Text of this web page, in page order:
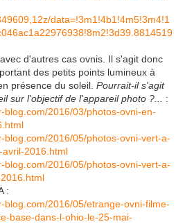
data=!3m1!4b1!4m5!3m4!1
d'autres cas ovnis. Il s'agit donc
des petits points lumineux à
présence du soleil. Pourrait-il s'agit
sur l'objectif de l'appareil photo ?... :
blog.com/2016/03/photos-ovni-en-
blog.com/2016/05/photos-ovni-vert-a-
2016.html
blog.com/2016/05/photos-ovni-vert-a-
:
blog.com/2016/05/etrange-ovni-filme-
base-dans-l-ohio-le-25-mai-